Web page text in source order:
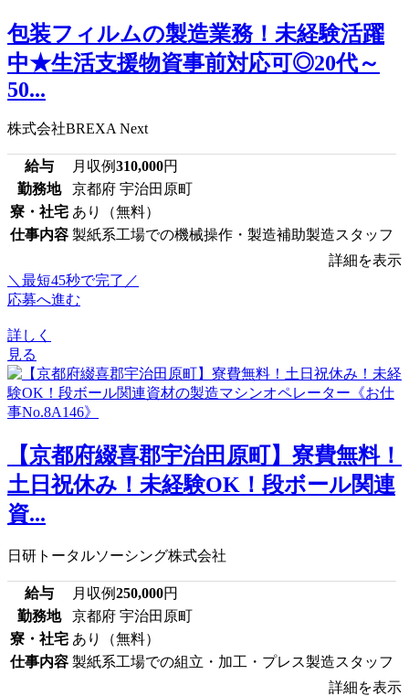
包装フィルムの製造業務！未経験活躍
中★生活支援物資事前対応可◎20代～
50...
株式会社BREXA Next
給与 月収例310,000円
勤務地
京都府 宇治田原町
寮・社宅 あり（無料）
仕事内容 製紙系工場での機械操作・製造補助製造スタッフ
詳細を表示
＼最短45秒で完了／
応募へ進む
詳しく
見る
【京都府綴喜郡宇治田原町】寮費無料！
土日祝休み！未経験OK！段ボール関連
資...
日研トータルソーシング株式会社
給与 月収例250,000円
勤務地
京都府 宇治田原町
寮・社宅 あり（無料）
仕事内容 製紙系工場での組立・加工・プレス製造スタッフ
詳細を表示